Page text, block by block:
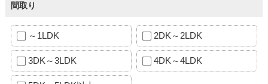
間取り
～1LDK 2DK～2LDK
3DK～3LDK 4DK～4LDK